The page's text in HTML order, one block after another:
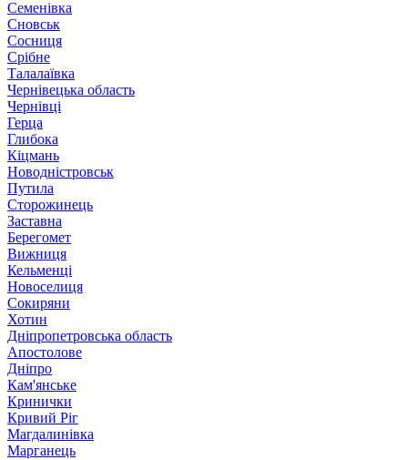
Семенівка
Сновськ
Сосниця
Срібне
Талалаївка
Чернівецька область
Чернівці
Герца
Глибока
Кіцмань
Новодністровськ
Путила
Сторожинець
Заставна
Берегомет
Вижниця
Кельменці
Новоселиця
Сокиряни
Хотин
Дніпропетровська область
Апостолове
Дніпро
Кам'янське
Кринички
Кривий Ріг
Магдалинівка
Марганець